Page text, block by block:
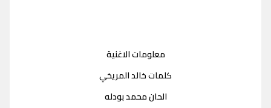
معلومات الاغنية
كلمات خالد المريخي
الحان محمد بودله